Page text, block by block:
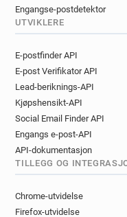
Engangse-postdetektor
UTVIKLERE
E-postfinder API
E-post Verifikator API
Lead-beriknings-API
Kjøpshensikt-API
Social Email Finder API
Engangs e-post-API
API-dokumentasjon
TILLEGG OG
Chrome-utvidelse
Firefox-utvidelse